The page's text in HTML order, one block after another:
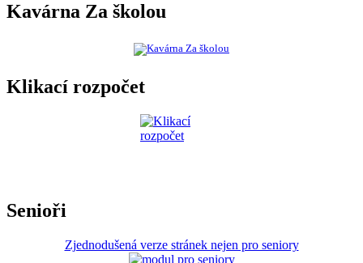
Kavárna Za školou
Klikací rozpočet
Senioři
Zjednodušená verze stránek nejen pro seniory